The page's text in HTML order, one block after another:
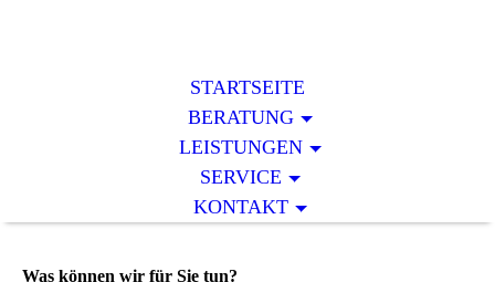
STARTSEITE
BERATUNG
LEISTUNGEN
SERVICE
KONTAKT
Was können wir für Sie tun?